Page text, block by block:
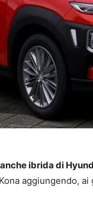
ibrida di
aggiungendo,